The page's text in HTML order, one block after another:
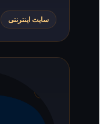
سایت اینترنتی